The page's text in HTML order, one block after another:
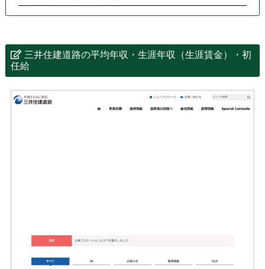
三井住建道路の平均年収・生涯年収（生涯賃金）・初
任給